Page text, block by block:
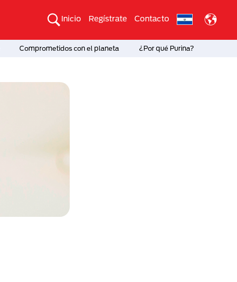
Inicio Regístrate Contacto
Comprometidos con el planeta ¿Por qué Purina?